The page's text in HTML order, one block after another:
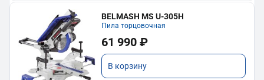
BELMASH MS U-305H
Пила торцовочная
61 990 ₽
В корзину